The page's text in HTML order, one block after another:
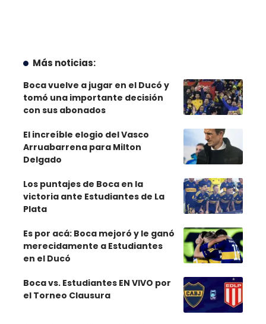
Más noticias:
Boca vuelve a jugar en el Ducó y
tomó una importante decisión
con sus abonados
El increíble elogio del Vasco
Arruabarrena para Milton
Delgado
Los puntajes de Boca en la
victoria ante Estudiantes de La
Plata
Es por acá: Boca mejoró y le ganó
merecidamente a Estudiantes
en el Ducó
Boca vs. Estudiantes EN VIVO por
el Torneo Clausura